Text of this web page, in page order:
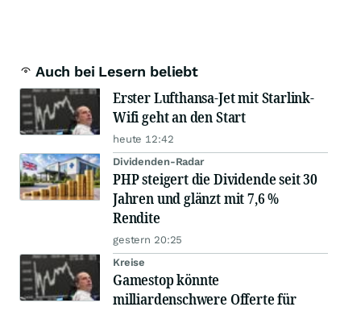
Auch bei Lesern beliebt
Erster Lufthansa-Jet mit Starlink-
Wifi geht an den Start
heute 12:42
Dividenden-Radar
PHP steigert die Dividende seit 30
Jahren und glänzt mit 7,6 %
Rendite
gestern 20:25
Kreise
Gamestop könnte
milliardenschwere Offerte für